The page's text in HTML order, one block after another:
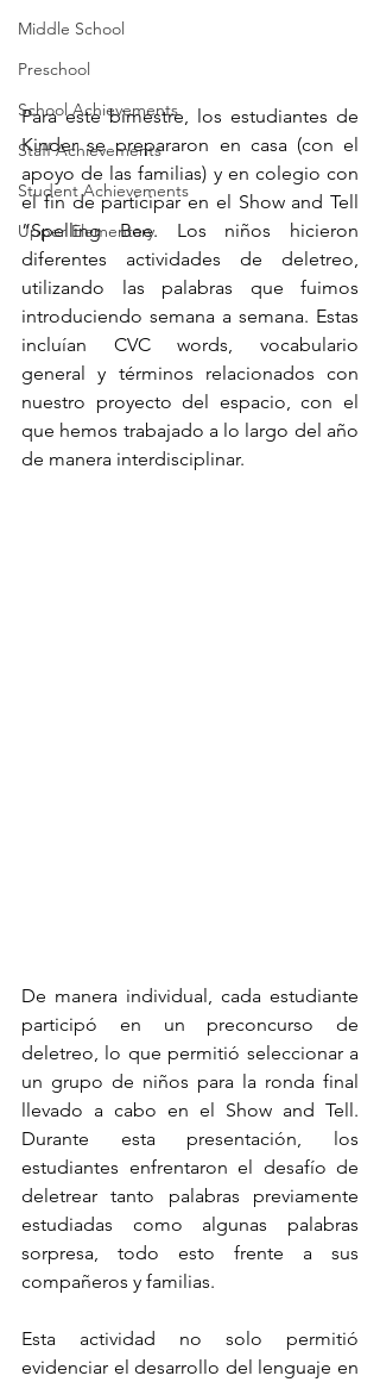
Middle School
Preschool
School Achievements
Staff Achievements
Student Achievements
Upper Elementary
Para este bimestre, los estudiantes de
Kinder se prepararon en casa (con el
apoyo de las familias) y en colegio con
el fin de participar en el Show and Tell
”Spelling Bee. Los niños hicieron
diferentes actividades de deletreo,
utilizando las palabras que fuimos
introduciendo semana a semana. Estas
incluían CVC words, vocabulario
general y términos relacionados con
nuestro proyecto del espacio, con el
que hemos trabajado a lo largo del año
de manera interdisciplinar.
De manera individual, cada estudiante
participó en un preconcurso de
deletreo, lo que permitió seleccionar a
un grupo de niños para la ronda final
llevado a cabo en el Show and Tell.
Durante esta presentación, los
estudiantes enfrentaron el desafío de
deletrear tanto palabras previamente
estudiadas como algunas palabras
sorpresa, todo esto frente a sus
compañeros y familias.
Esta actividad no solo permitió
evidenciar el desarrollo del lenguaje en